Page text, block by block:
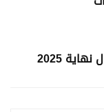
2025